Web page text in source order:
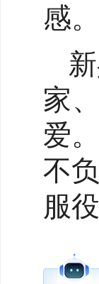
感。
家
爱
不
服